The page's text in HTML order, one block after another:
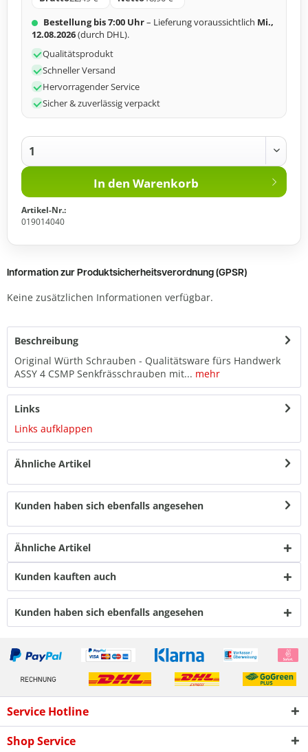
Bestellung bis 7:00 Uhr– Lieferung voraussichtlich Mi.,
12.08.2026(durch DHL).
Qualitätsprodukt
Schneller Versand
Hervorragender Service
Sicher & zuverlässig verpackt
In den Warenkorb
Artikel-Nr.:
019014040
Information zur Produktsicherheitsverordnung (GPSR)
Keine zusätzlichen Informationen verfügbar.
Beschreibung
Original Würth Schrauben - Qualitätsware fürs Handwerk
ASSY 4 CSMP Senkfrässchrauben mit... mehr
Links
Links aufklappen
Ähnliche Artikel
Kunden haben sich ebenfalls angesehen
Ähnliche Artikel
Kunden kauften auch
Kunden haben sich ebenfalls angesehen
Service Hotline
Shop Service